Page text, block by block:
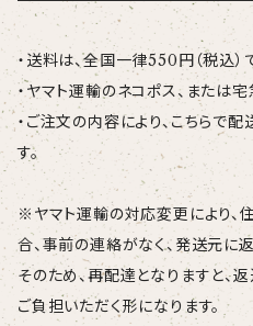
・送料は、全国一律550円（税込）で
・ヤマト運輸のネコポス、または
・ご注文の内容により、こちらで
す。
※ヤマト運輸の対応変更により、
合、事前の連絡がなく、発送元に
そのため、再配達となりますと、
ご負担いただく形になります。